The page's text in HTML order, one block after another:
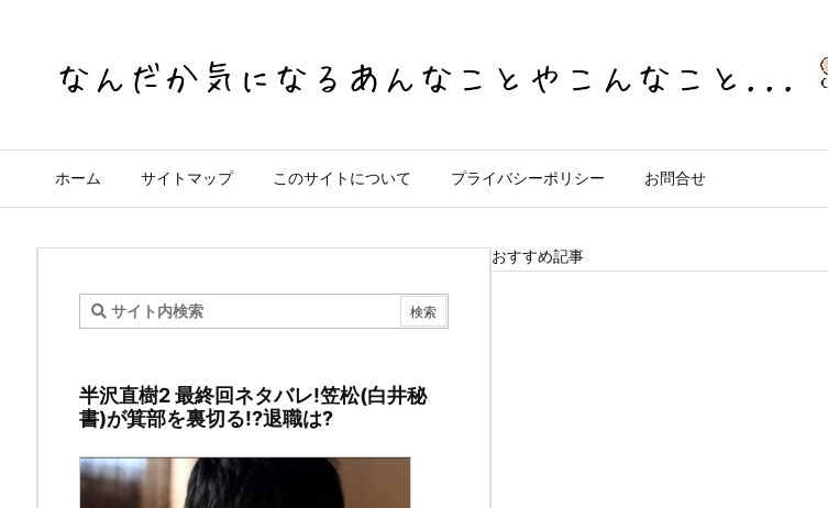
ホーム サイトマップ このサイトについて プライバシーポリシー お問合せ
西
ア
ナ
半沢直樹2 最終回ネタバレ!笠松(白井秘
書)が箕部を裏切る!?退職は?
おすすめ記事